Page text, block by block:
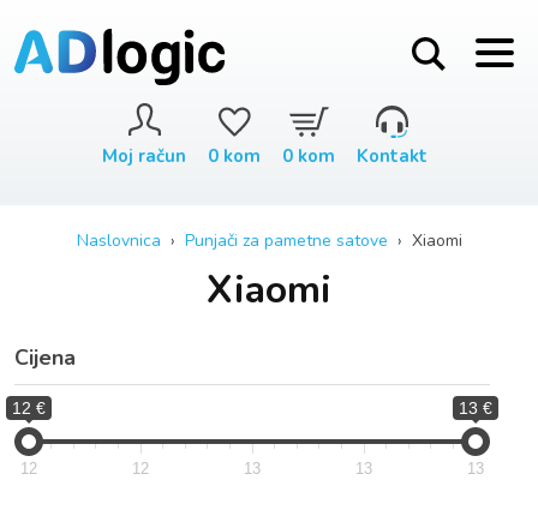
Moj račun 0 kom 0 kom Kontakt
Naslovnica › Punjači za pametne satove › Xiaomi
Xiaomi
Cijena
12 € 13 €
12 12 13 13 13